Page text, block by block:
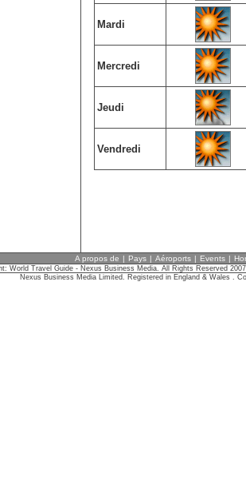
Mardi
Mercredi
Jeudi
Vendredi
A propos de | Pays | Aéroports | Events |
World Travel Guide - Nexus Business Media. All Rights Reserved 2007
Nexus Business Media Limited. Registered in England & Wales .